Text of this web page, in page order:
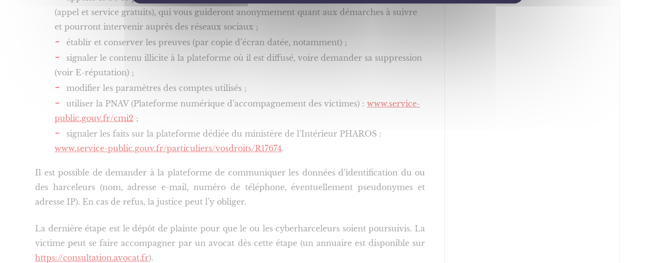
(appel et service gratuits), qui vous guideront anonymement quant aux démarches à suivre
et pourront intervenir auprès des réseaux sociaux ;
établir et conserver les preuves (par copie d’écran datée, notamment) ;
signaler le contenu illicite à la plateforme où il est diffusé, voire demander sa suppression
(voir E-réputation) ;
modifier les paramètres des comptes utilisés ;
utiliser la PNAV (Plateforme numérique d’accompagnement des victimes) : www.service-
public.gouv.fr/cmi2 ;
signaler les faits sur la plateforme dédiée du ministère de l’Intérieur PHAROS :
www.service-public.gouv.fr/particuliers/vosdroits/R17674.
Il est possible de demander à la plateforme de communiquer les données d’identification du ou
des harceleurs (nom, adresse e-mail, numéro de téléphone, éventuellement pseudonymes et
adresse IP). En cas de refus, la justice peut l’y obliger.
La dernière étape est le dépôt de plainte pour que le ou les cyberharceleurs soient poursuivis. La
victime peut se faire accompagner par un avocat dès cette étape (un annuaire est disponible sur
https://consultation.avocat.fr).